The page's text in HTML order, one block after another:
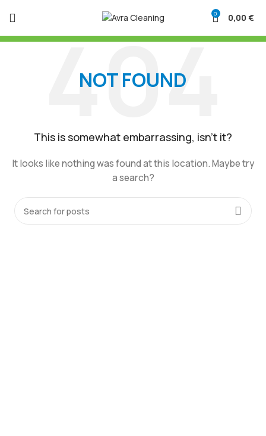
0 0,00 €
NOT FOUND
This is somewhat embarrassing, isn’t it?
It looks like nothing was found at this location. Maybe try
a search?